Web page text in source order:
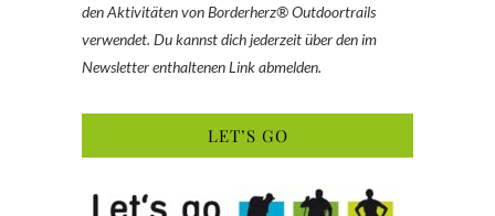
den Aktivitäten von Borderherz® Outdoortrails
verwendet. Du kannst dich jederzeit über den im
Newsletter enthaltenen Link abmelden.
LET’S GO